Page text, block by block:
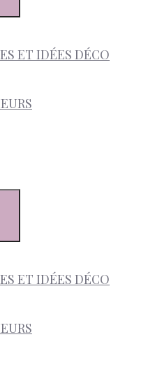
ET IDÉES DÉCO
ET IDÉES DÉCO